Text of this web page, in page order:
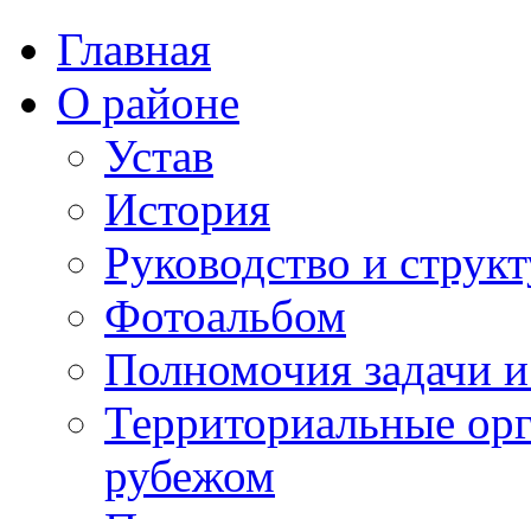
Главная
О районе
Устав
История
Руководство и
Фотоальбом
Полномочия задачи
Территориальные
рубежом